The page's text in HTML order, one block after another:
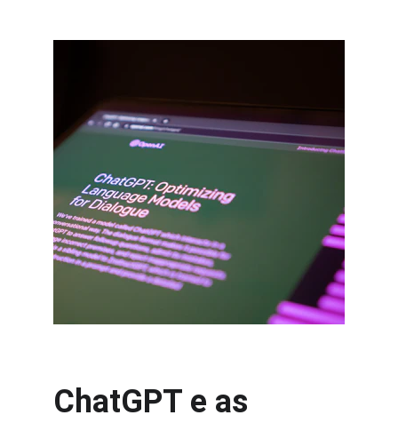
ChatGPT e as